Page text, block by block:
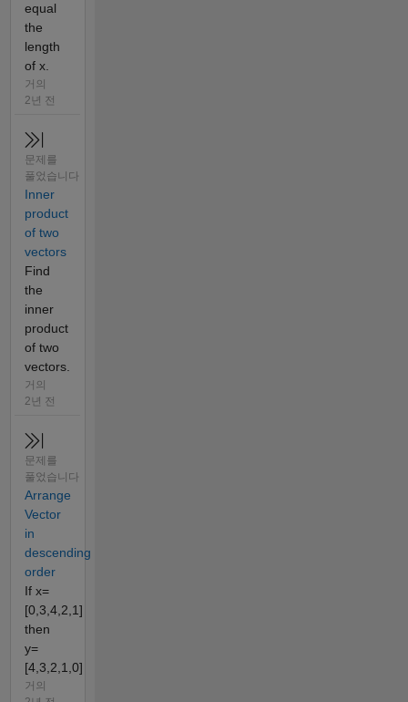
equal
the
length
of x.
거의
2년 전
문제를
풀었습니다
Inner
product
of two
vectors
Find
the
inner
product
of two
vectors.
거의
2년 전
문제를
풀었습니다
Arrange
Vector
in
descending
order
If x=
[0,3,4,2,1]
then
y=
[4,3,2,1,0]
거의